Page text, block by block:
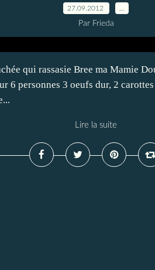
27.09.2012
Par Frieda
qui rassasie Bree ma Mamie
6 personnes 3 oeufs dur, 2
Lire la suite